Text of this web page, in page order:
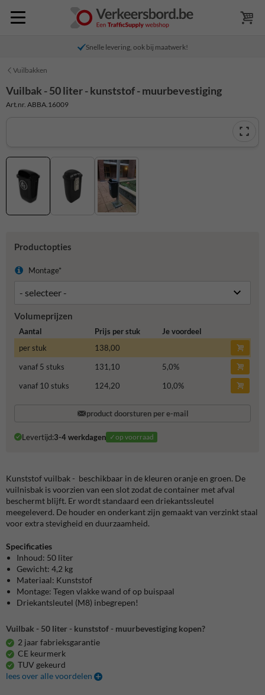
Snelle levering, ook bij maatwerk!
Vuilbakken
Vuilbak - 50 liter - kunststof - muurbevestiging
Art.nr. ABBA.16009
Productopties
Montage*
Volumeprijzen
Aantal Prijs per stuk
Je voordeel
per stuk
138,00
vanaf 5 stuks
131,10 5,0%
vanaf 10 stuks
124,20 10,0%
product doorsturen per e-mail
Levertijd:3-4 werkdagen ✓op voorraad
Kunststof vuilbak - beschikbaar in de kleuren oranje en groen. De
vuilnisbak is voorzien van een slot zodat de container met afval
beschermt blijft. Er wordt standaard een driekantssleutel
meegeleverd. De houder en onderkant zijn gemaakt van verzinkt staal
voor extra stevigheid en duurzaamheid.
Specificaties
Inhoud: 50 liter
Gewicht: 4,2 kg
Materiaal: Kunststof
Montage: Tegen vlakke wand of op buispaal
Driekantsleutel (M8) inbegrepen!
Vuilbak - 50 liter - kunststof - muurbevestiging kopen?
2 jaar fabrieksgarantie
CE keurmerk
TUV gekeurd
lees over alle voordelen